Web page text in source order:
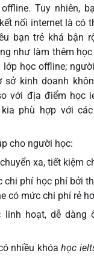
Tuy nhiên,
nối internet là có
bạn trẻ khá bận
như làm thêm
học offline;
kinh doanh
với địa điểm học
phù hợp với
cho người học:
xa, tiết kiệm
chi phí học phí bởi
có mức chi phí rẻ
linh hoạt, dễ dàng
nhiều khóahọc